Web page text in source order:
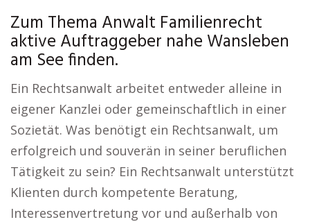
Zum Thema Anwalt Familienrecht
aktive Auftraggeber nahe Wansleben
am See finden.
Ein Rechtsanwalt arbeitet entweder alleine in
eigener Kanzlei oder gemeinschaftlich in einer
Sozietät. Was benötigt ein Rechtsanwalt, um
erfolgreich und souverän in seiner beruflichen
Tätigkeit zu sein? Ein Rechtsanwalt unterstützt
Klienten durch kompetente Beratung,
Interessenvertretung vor und außerhalb von